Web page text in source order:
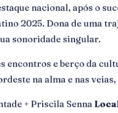
nacional, após o
2025. Dona de uma
sonoridade singular.
encontros e berço da
na alma e nas
+ Priscila Senna